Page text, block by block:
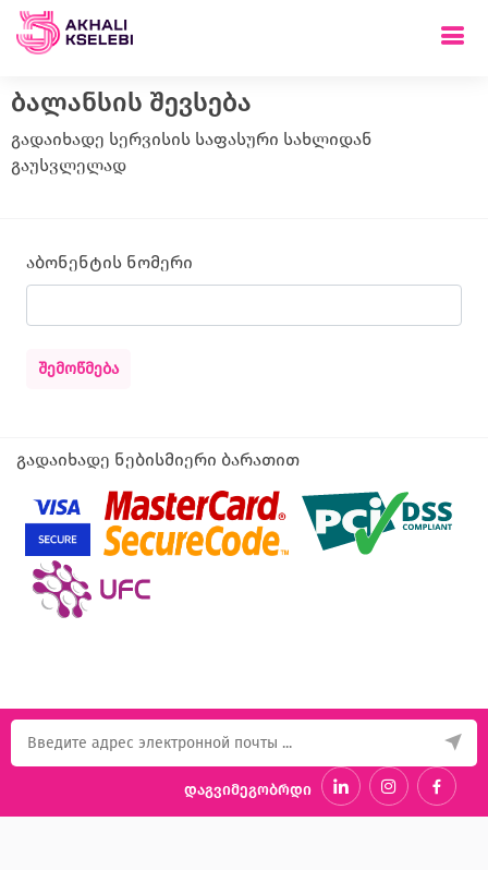
ბალანსის შევსება
გადაიხადე სერვისის საფასური სახლიდან
გაუსვლელად
აბონენტის ნომერი
ᲨᲔᲛᲝᲬᲛᲔᲑᲐ
გადაიხადე ნებისმიერი ბარათით
დაგვიმეგობრდი